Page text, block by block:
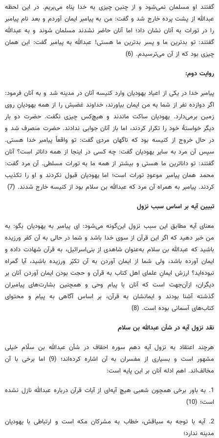
گفتند او مسلمان نمی‌شود و از چنین چیزی به خدا پناه می‌بریم. در این لحظه
عبدالله از پشت پرده خارج شد و گفت: من به پیامبر ایمان آوردم و بعد نام پیامبر
را در تورات به آنان نشان داد؛ اما آنان حاضر نشدند مسلمان شوند و به عبدالله
گفتند: تو بدترین ما و پسر بدترین ما هستی! عبدالله به پیامبر گفت: این همان
چیزی بود که از آن می‌ترسیدم. (6)
روایت دوم:
پیامبر خدا در یکی از اعیاد یهودیان وارد کنیسه آنان در مدینه شد و به آنان فرمود:
اگر دوازده نفر از شما به من ایمان بیاورند، خداوند غضبش را از همه یهودیانِ روی
زمین برمی‌دارد. یهودیان ساکت ماندند و هیچ‌کس چیزی نگفت. حضرت دو بار
دیگر خواستۀ خود را تکرار کردند، اما باز آنان جوابی ندادند. حضرت منصرف شد و
در حال خروج از کنیسه بود که ناگهان مردی گفت: تو واقعاً پیامبر خدا هستی.
سپس آن مرد به سایر یهودیان گفت: چه کسی در اینجا از همه داناتر است؟ آنان
گفتند: تو داناترین ما هستی و بیشتر از همه ما به تورات مسلطی. آن مرد گفت:
محمد همان پیامبر موعودِ تورات است؛ اما یهودیان قبول نکردند و او را تکذیب
کردند. پیامبر به همراه آن مرد که عبدالله بن سلام بود از کنیسه خارج شدند. (7)
تبیین آیه بر اساس سبب نزول
معنای آیه مطابق این سبب نزول این‌گونه می‌شود: ای پیامبر به یهودیان بگو: به
من خبر دهید که اگر این قرآن از سوی خدا باشد و شما در حالی به آن کفر ورزیده
باشید که عبدالله بن سلام به‌عنوان شاهدی از بنی‌اسرائیل، به قرآن شهادت داده و
ایمان آورده باشد، ولی شما از ایمان آوردن به آن تکبّر ورزیده باشید، آیا گمراه
نبوده‌اید؟ ارزش ایمانِ علمای اهل کتاب به قرآن و حجت بودن ایمان آوردن آنان بر
دیگران، ازآن‌جهت است که آنان با پیام وحی و همچنین بشارت‌های پیامبران
گذشته آشنا بودند و ایمانشان به قرآن، بر اساس آگاهی به پیام و محتوای
کتاب‌های آسمانی بوده است. (8)
نقد نزول آیه در شأن عبدالله بن سلام
هرچند اعتقاد به نزول آیه دهم سوره احقاف در شأن عبدالله بن سلّام خیلی
مشهور است و بسیاری از مفسران به آن اشاره کرده‌اند؛ (9) اما برخی با آن
مخالف‌اند. اهم ادله آنان بر این پایه است:
1. به باور برخی همچون شعبی هیچ آیه‌ای از آیات قرآن درباره عبدالله نازل نشده
است؛ (10)
2. آیه با توجه به سیاقش، خطاب به مشرکان مکه است و ارتباطی با یهودیان
مدینه ندارد؛